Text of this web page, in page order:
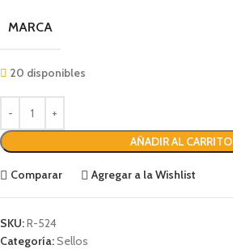
MARCA
20 disponibles
AÑADIR AL CARRITO
Comparar Agregar a la Wishlist
SKU:R-524
Categoría:Sellos